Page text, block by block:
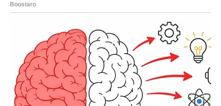
(poput kabliranja, tonskog inženjeringa ili
Duhovitost i fleksibilnost – važno joj je da je partner
umešan u život, ali i da je sposoban da ostane u svojoj
profesiji, bez mešanja u njen umetnički rad.
Njene reči otkrivaju jasnu želju da ljubavni odnos bude